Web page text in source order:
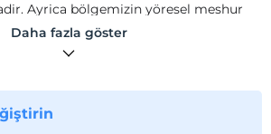
Ayrica bölgemizin yöresel meshur
bulunmaktadir.
km Havalimani 50 km Sümela
Daha fazla göster